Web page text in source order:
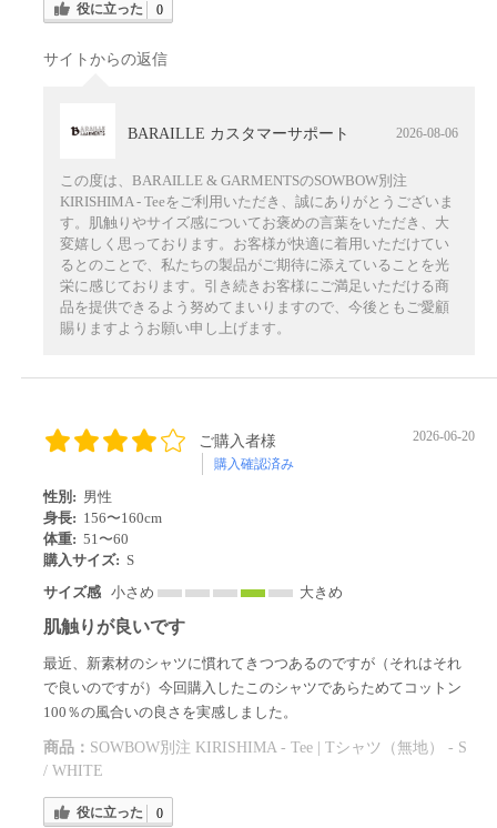
役に立った 0
サイトからの返信
BARAILLE カスタマーサポート 2026-08-06
この度は、BARAILLE & GARMENTSのSOWBOW別注
KIRISHIMA - Teeをご利用いただき、誠にありがとうございま
す。肌触りやサイズ感についてお褒めの言葉をいただき、大
変嬉しく思っております。お客様が快適に着用いただけてい
るとのことで、私たちの製品がご期待に添えていることを光
栄に感じております。引き続きお客様にご満足いただける商
品を提供できるよう努めてまいりますので、今後ともご愛顧
賜りますようお願い申し上げます。
ご購入者様
購入確認済み
2026-06-20
性別: 男性
身長: 156〜160cm
体重: 51〜60
購入サイズ: S
サイズ感 小さめ 大きめ
肌触りが良いです
最近、新素材のシャツに慣れてきつつあるのですが（それはそれ
で良いのですが）今回購入したこのシャツであらためてコットン
100％の風合いの良さを実感しました。
商品： SOWBOW別注 KIRISHIMA - Tee | Tシャツ（無地） - S
/ WHITE
役に立った 0